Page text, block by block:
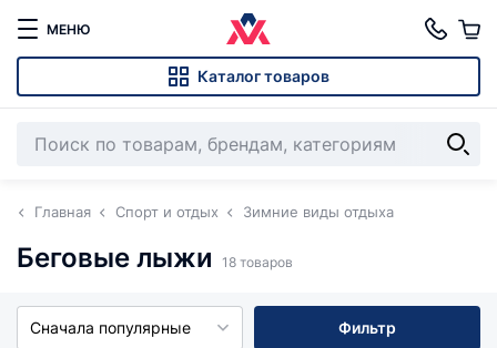
МЕНЮ
Каталог товаров
Главная Спорт и отдых Зимние виды отдыха
Беговые лыжи 18 товаров
Сначала популярные Фильтр